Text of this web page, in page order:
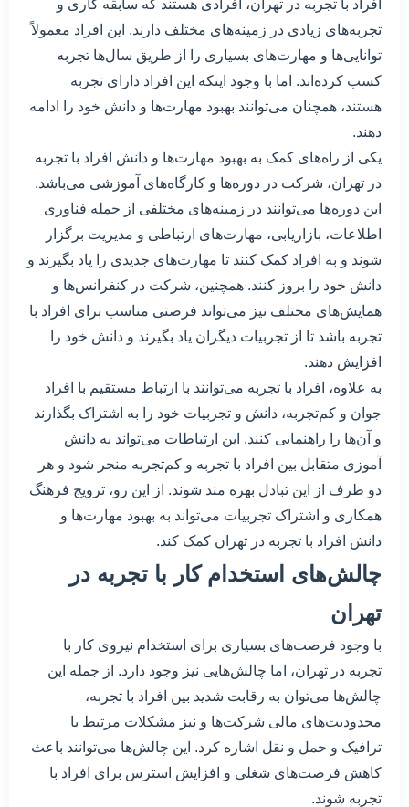
افراد با تجربه در تهران، افرادی هستند که سابقه کاری و
تجربه‌های زیادی در زمینه‌های مختلف دارند. این افراد معمولاً
توانایی‌ها و مهارت‌های بسیاری را از طریق سال‌ها تجربه
کسب کرده‌اند. اما با وجود اینکه این افراد دارای تجربه
هستند، همچنان می‌توانند بهبود مهارت‌ها و دانش خود را ادامه
دهند.
یکی از راه‌های کمک به بهبود مهارت‌ها و دانش افراد با تجربه
در تهران، شرکت در دوره‌ها و کارگاه‌های آموزشی می‌باشد.
این دوره‌ها می‌توانند در زمینه‌های مختلفی از جمله فناوری
اطلاعات، بازاریابی، مهارت‌های ارتباطی و مدیریت برگزار
شوند و به افراد کمک کنند تا مهارت‌های جدیدی را یاد بگیرند و
دانش خود را بروز کنند. همچنین، شرکت در کنفرانس‌ها و
همایش‌های مختلف نیز می‌تواند فرصتی مناسب برای افراد با
تجربه باشد تا از تجربیات دیگران یاد بگیرند و دانش خود را
افزایش دهند.
به علاوه، افراد با تجربه می‌توانند با ارتباط مستقیم با افراد
جوان و کم‌تجربه، دانش و تجربیات خود را به اشتراک بگذارند
و آن‌ها را راهنمایی کنند. این ارتباطات می‌تواند به دانش
آموزی متقابل بین افراد با تجربه و کم‌تجربه منجر شود و هر
دو طرف از این تبادل بهره مند شوند. از این رو، ترویج فرهنگ
همکاری و اشتراک تجربیات می‌تواند به بهبود مهارت‌ها و
دانش افراد با تجربه در تهران کمک کند.
چالش‌های استخدام کار با تجربه در
تهران
با وجود فرصت‌های بسیاری برای استخدام نیروی کار با
تجربه در تهران، اما چالش‌هایی نیز وجود دارد. از جمله این
چالش‌ها می‌توان به رقابت شدید بین افراد با تجربه،
محدودیت‌های مالی شرکت‌ها و نیز مشکلات مرتبط با
ترافیک و حمل و نقل اشاره کرد. این چالش‌ها می‌توانند باعث
کاهش فرصت‌های شغلی و افزایش استرس برای افراد با
تجربه شوند.